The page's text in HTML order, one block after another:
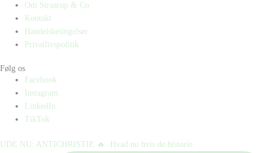
Om Straarup & Co
Kontakt
Handelsbetingelser
Privatlivspolitik
Følg os
Facebook
Instagram
LinkedIn
TikTok
UDE NU: ANTICHRISTIE 🔥⁠ ⁠ Hvad nu hvis de historie